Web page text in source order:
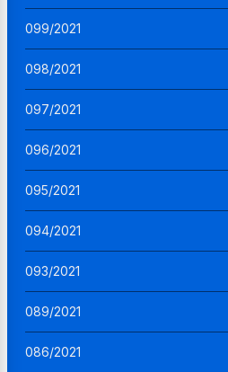
099/2021
098/2021
097/2021
096/2021
095/2021
094/2021
093/2021
089/2021
086/2021